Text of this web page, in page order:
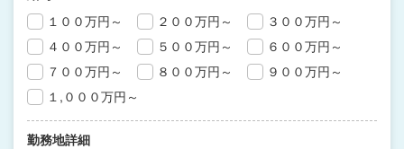
１００万円～
２００万円～
３００万円～
４００万円～
５００万円～
６００万円～
７００万円～
８００万円～
９００万円～
１,０００万円～
勤務地詳細